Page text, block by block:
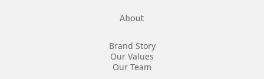
About
Brand Story
Our Values
Our Team